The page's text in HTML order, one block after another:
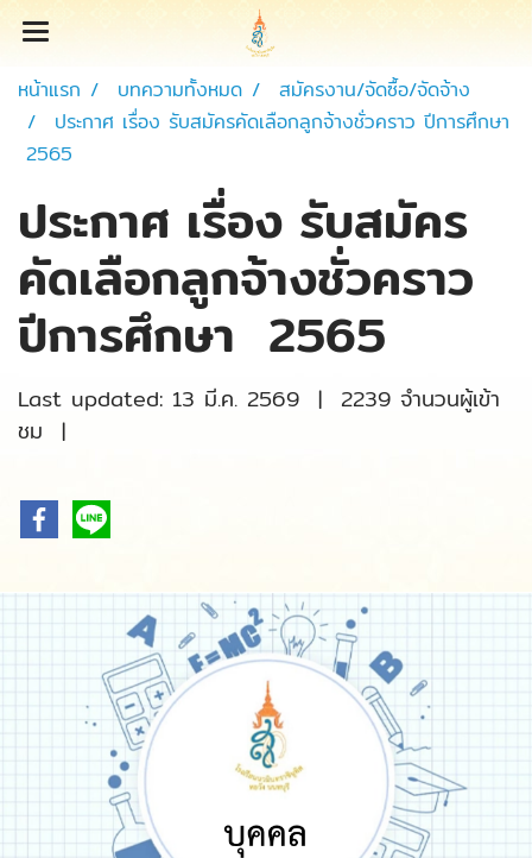
หน้าแรก บทความทั้งหมด
สมัครงาน/จัดซื้อ/จัดจ้าง
ประกาศ เรื่อง รับสมัครคัดเลือกลูกจ้างชั่วคราว ปีการศึกษา
2565
ประกาศ เรื่อง รับสมัคร
คัดเลือกลูกจ้างชั่วคราว
ปีการศึกษา 2565
Last updated: 13 มี.ค. 2569 | 2239 จำนวนผู้เข้า
ชม |